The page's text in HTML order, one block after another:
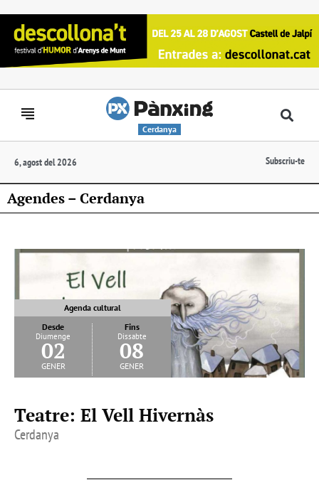
Cerdanya
6, agost del 2026 Subscriu-te
Agendes – Cerdanya
Agenda cultural
Desde
Diumenge
02
gener
Fins
Dissabte
08
gener
Teatre: El Vell Hivernàs
Cerdanya